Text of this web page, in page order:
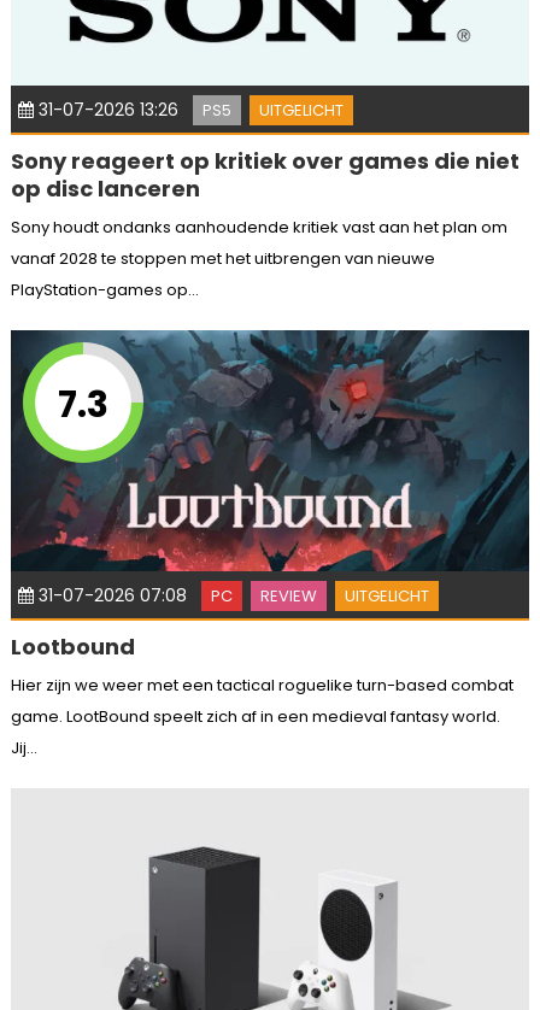
31-07-2026 13:26 PS5 UITGELICHT
Sony reageert op kritiek over games die niet
op disc lanceren
Sony houdt ondanks aanhoudende kritiek vast aan het plan om
vanaf 2028 te stoppen met het uitbrengen van nieuwe
PlayStation-games op...
7.3
31-07-2026 07:08 PC REVIEW UITGELICHT
Lootbound
Hier zijn we weer met een tactical roguelike turn-based combat
game. LootBound speelt zich af in een medieval fantasy world.
Jij...